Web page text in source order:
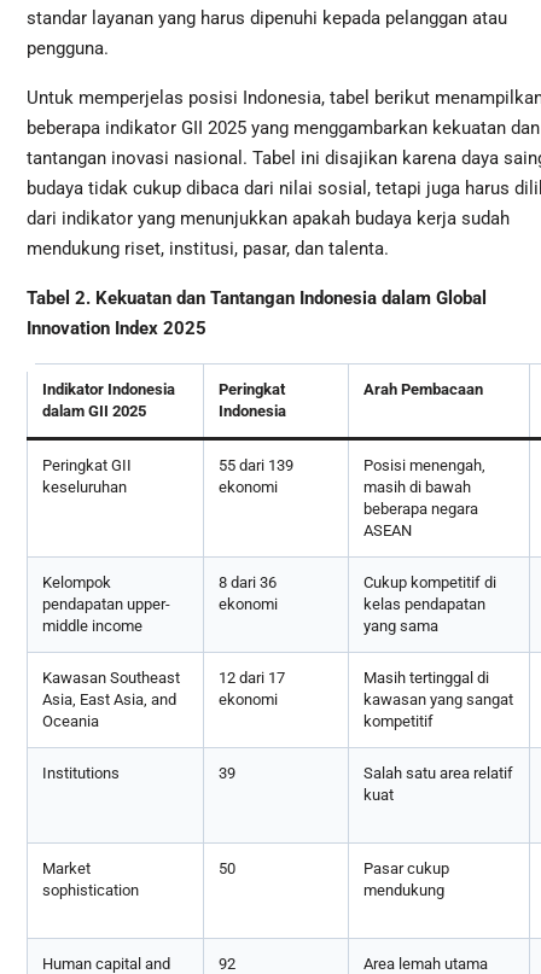
standar layanan yang harus dipenuhi kepada pelanggan atau
pengguna.
Untuk memperjelas posisi Indonesia, tabel berikut
beberapa indikator GII 2025 yang menggambarkan kekuatan dan
tantangan inovasi nasional. Tabel ini disajikan karena daya
budaya tidak cukup dibaca dari nilai sosial, tetapi juga harus
dari indikator yang menunjukkan apakah budaya kerja sudah
mendukung riset, institusi, pasar, dan talenta.
Tabel 2. Kekuatan dan Tantangan Indonesia dalam Global
Innovation Index 2025
Indikator Indonesia
dalam GII 2025
Peringkat
Indonesia
Arah Pembacaan
Peringkat GII
keseluruhan
55 dari 139
ekonomi
Posisi menengah,
masih di bawah
beberapa negara
ASEAN
Kelompok
pendapatan upper-
middle income
8 dari 36
ekonomi
Cukup kompetitif di
kelas pendapatan
yang sama
Kawasan Southeast
Asia, East Asia, and
Oceania
12 dari 17
ekonomi
Masih tertinggal di
kawasan yang sangat
kompetitif
Institutions 39
Salah satu area relatif
kuat
Market
sophistication
50
Pasar cukup
mendukung
Human capital and
92 Area lemah utama